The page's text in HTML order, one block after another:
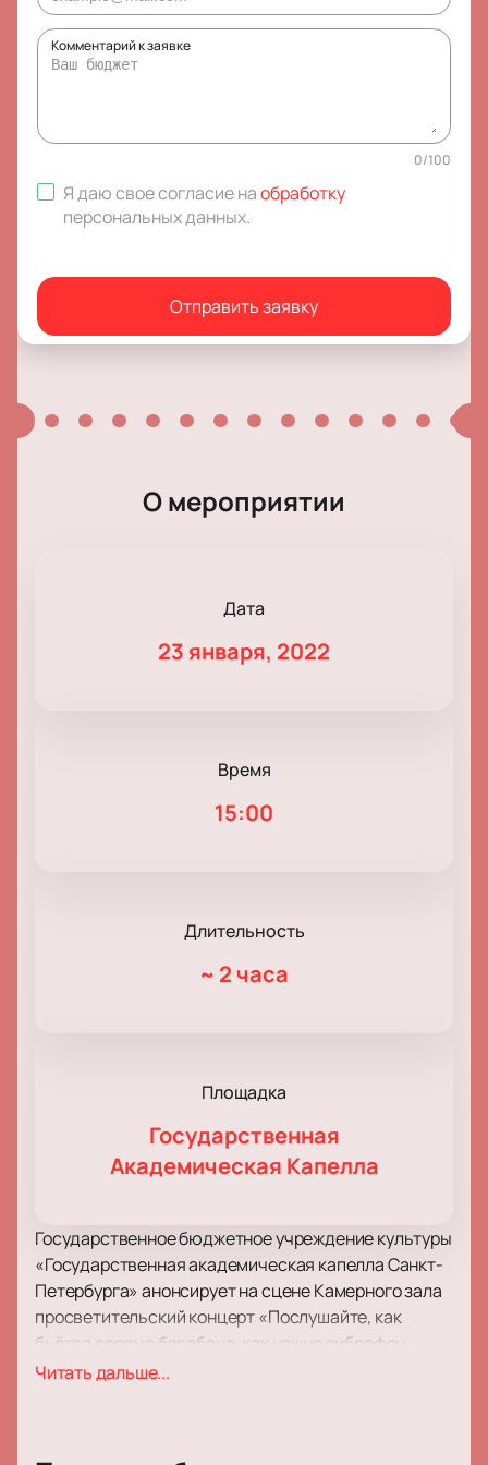
Комментарий к заявке
0/100
Я даю свое согласие наобработку
персональных данных.
Отправить заявку
О мероприятии
Дата
23 января, 2022
Время
15:00
Длительность
~ 2 часа
Площадка
Государственная
Академическая Капелла
Государственное бюджетное учреждение культуры
«Государственная академическая капелла Санкт-
Петербурга» анонсирует на сцене Камерного зала
просветительский концерт «Послушайте, как
бьётся сердце барабана, как нежно вибрафон
звучит!». Действо состоится в рамках цикла
Читать дальше...